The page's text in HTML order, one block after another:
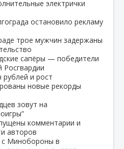
электрички
остановило рекламу
трое мужчин задержаны
сапёры — победители
Росгвардии
рублей и рост
новые рекорды
зовут на
комментарии и
авторов
с Минобороны в